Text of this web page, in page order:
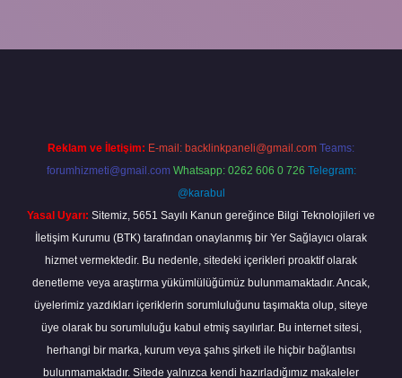
Reklam ve İletişim: E-mail: backlinkpaneli@gmail.com Teams:
forumhizmeti@gmail.com Whatsapp: 0262 606 0 726 Telegram:
@karabul
Yasal Uyarı: Sitemiz, 5651 Sayılı Kanun gereğince Bilgi Teknolojileri ve
İletişim Kurumu (BTK) tarafından onaylanmış bir Yer Sağlayıcı olarak
hizmet vermektedir. Bu nedenle, sitedeki içerikleri proaktif olarak
denetleme veya araştırma yükümlülüğümüz bulunmamaktadır. Ancak,
üyelerimiz yazdıkları içeriklerin sorumluluğunu taşımakta olup, siteye
üye olarak bu sorumluluğu kabul etmiş sayılırlar. Bu internet sitesi,
herhangi bir marka, kurum veya şahıs şirketi ile hiçbir bağlantısı
bulunmamaktadır. Sitede yalnızca kendi hazırladığımız makaleler